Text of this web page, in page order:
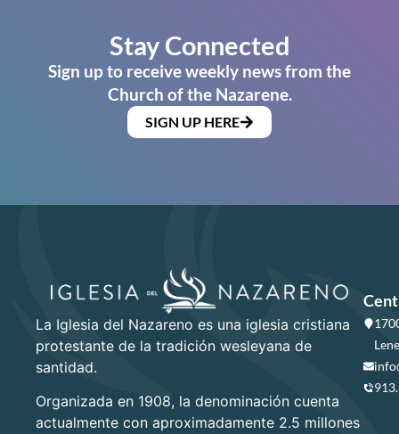
Stay Connected
Sign up to receive weekly news from the
Church of the Nazarene.
SIGN UP HERE
La Iglesia del Nazareno es una iglesia cristiana
protestante de la tradición wesleyana de
santidad.
Organizada en 1908, la denominación cuenta
actualmente con aproximadamente 2.5 millones